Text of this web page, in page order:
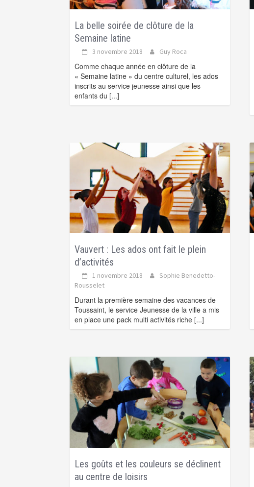
La belle soirée de clôture de la
Semaine latine
3 novembre 2018 Guy Roca
Comme chaque année en clôture de la
« Semaine latine » du centre culturel, les ados
inscrits au service jeunesse ainsi que les
enfants du [...]
Vauvert : Les ados ont fait le plein
d’activités
1 novembre 2018
Sophie Benedetto-
Rousselet
Durant la première semaine des vacances de
Toussaint, le service Jeunesse de la ville a mis
en place une pack multi activités riche [...]
Les goûts et les couleurs se déclinent
au centre de loisirs